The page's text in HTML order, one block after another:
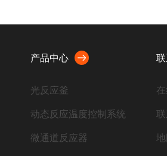
产品中心
光反应釜
动态反应温度控制系统
微通道反应器